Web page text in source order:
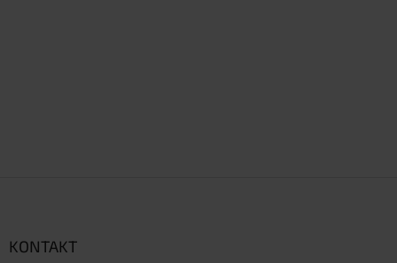
KONTAKT